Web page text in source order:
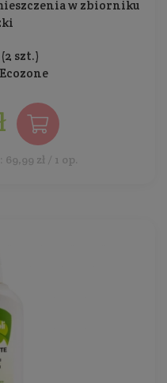
w zbiorniku
szt.)
Ecozone
zł / 1 op.